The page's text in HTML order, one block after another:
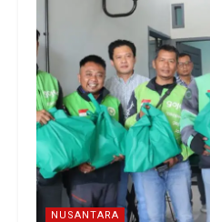
NUSANTARA